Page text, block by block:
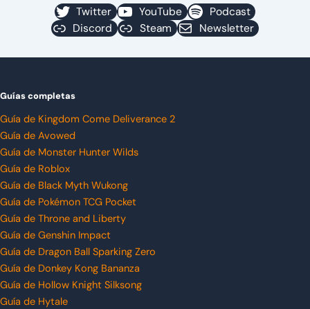
Twitter YouTube
Podcast
Discord
Steam Newsletter
Guías completas
Guía de Kingdom Come Deliverance 2
Guía de Avowed
Guía de Monster Hunter Wilds
Guía de Roblox
Guía de Black Myth Wukong
Guía de Pokémon TCG Pocket
Guía de Throne and Liberty
Guía de Genshin Impact
Guía de Dragon Ball Sparking Zero
Guía de Donkey Kong Bananza
Guía de Hollow Knight Silksong
Guía de Hytale